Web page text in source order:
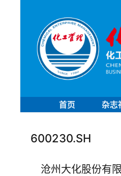
首页 杂志
600230.SH
沧州大化股份有